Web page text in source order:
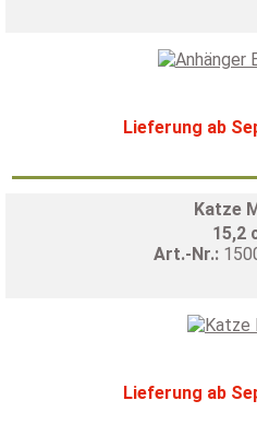
Lieferung ab
Katze
15,2
Art.-Nr.:
Lieferung ab